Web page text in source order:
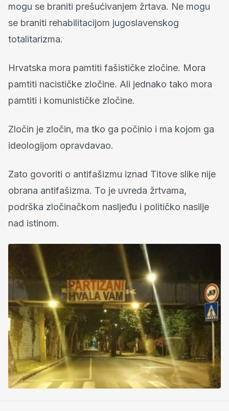
mogu se braniti prešućivanjem žrtava. Ne mogu
se braniti rehabilitacijom jugoslavenskog
totalitarizma.
Hrvatska mora pamtiti fašističke zločine. Mora
pamtiti nacističke zločine. Ali jednako tako mora
pamtiti i komunističke zločine.
Zločin je zločin, ma tko ga počinio i ma kojom ga
ideologijom opravdavao.
Zato govoriti o antifašizmu iznad Titove slike nije
obrana antifašizma. To je uvreda žrtvama,
podrška zločinačkom nasljeđu i političko nasilje
nad istinom.